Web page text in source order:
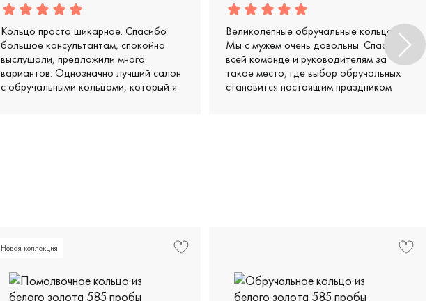
Кольцо просто шикарное. Спасибо
большое консультантам, спокойно
выслушали, предложили много
вариантов. Однозначно лучший салон
с обручальными кольцами, который я
Великолепные обручальные кольца.
Мы с мужем очень довольны. Спасибо
всей команде и руководителям за
такое место, где выбор обручальных
становится настоящим праздником
Новая коллекция